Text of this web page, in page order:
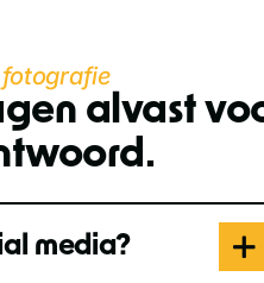
alvast
media?